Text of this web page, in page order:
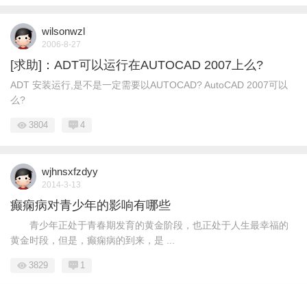
wilsonwzl
2006-8-27
[求助]：ADT可以运行在AUTOCAD 2007上么?
ADT 安装运行,是不是一定需要以AUTOCAD? AutoCAD 2007可以
么?
3804 4
wjhnsxfzdyy
2014-3-13
癫痫病对青少年的影响有哪些
青少年正处于青春期发育的黄金阶段，也正处于人生最幸福的
黄金时段，但是，癫痫病的到来，是 ...
3829 1